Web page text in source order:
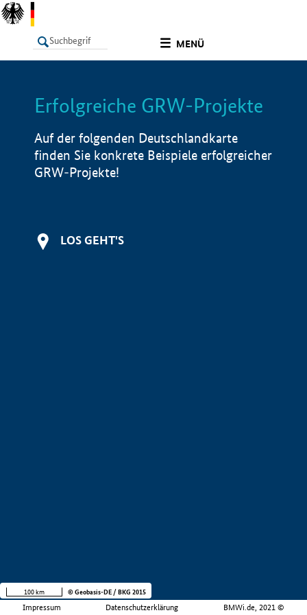
MENÜ
LISTE Info
Erfolgreiche GRW-Projekte
Auf der folgenden Deutschlandkarte
finden Sie konkrete Beispiele erfolgreicher
GRW-Projekte!
LOS GEHT'S
Impressum Datenschutzerklärung BMWi.de, 2021 ©
100 km © Geobasis-DE / BKG 2015